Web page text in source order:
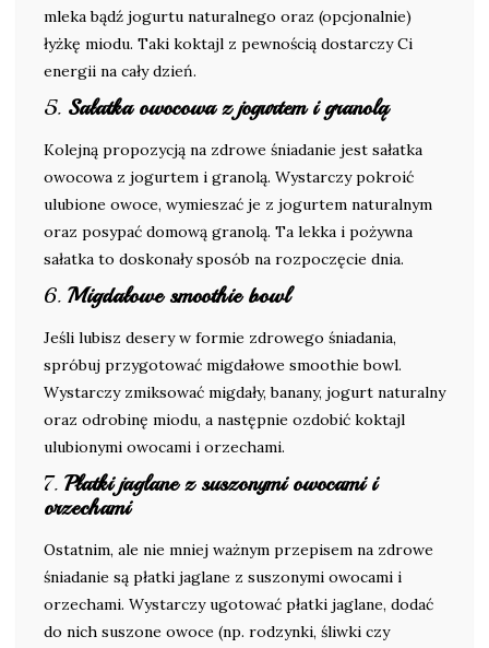
mleka bądź jogurtu naturalnego oraz (opcjonalnie)
łyżkę miodu. Taki koktajl z pewnością dostarczy Ci
energii na cały dzień.
5. Sałatka owocowa z jogurtem i granolą
Kolejną propozycją na zdrowe śniadanie jest sałatka
owocowa z jogurtem i granolą. Wystarczy pokroić
ulubione owoce, wymieszać je z jogurtem naturalnym
oraz posypać domową granolą. Ta lekka i pożywna
sałatka to doskonały sposób na rozpoczęcie dnia.
6. Migdałowe smoothie bowl
Jeśli lubisz desery w formie zdrowego śniadania,
spróbuj przygotować migdałowe smoothie bowl.
Wystarczy zmiksować migdały, banany, jogurt naturalny
oraz odrobinę miodu, a następnie ozdobić koktajl
ulubionymi owocami i orzechami.
7. Płatki jaglane z suszonymi owocami i
orzechami
Ostatnim, ale nie mniej ważnym przepisem na zdrowe
śniadanie są płatki jaglane z suszonymi owocami i
orzechami. Wystarczy ugotować płatki jaglane, dodać
do nich suszone owoce (np. rodzynki, śliwki czy